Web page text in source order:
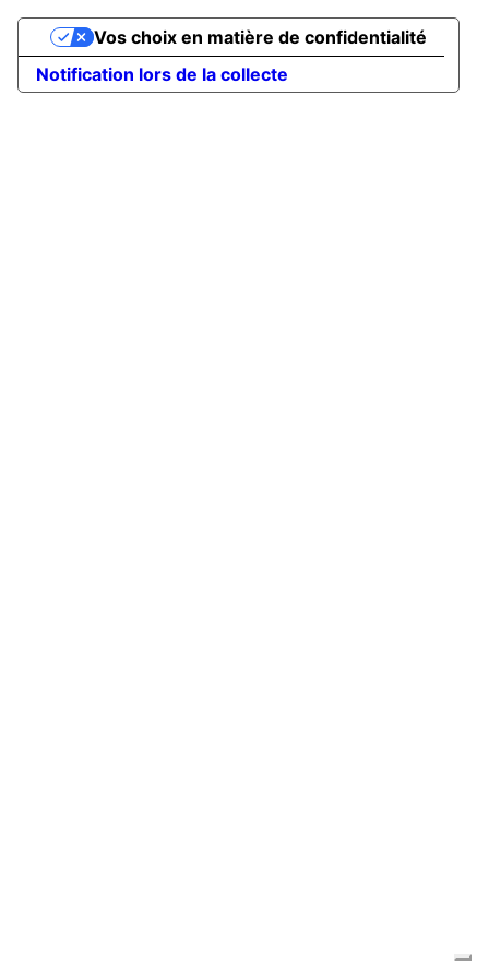
Notification lors de la collecte
Vos choix en matière de confidentialité